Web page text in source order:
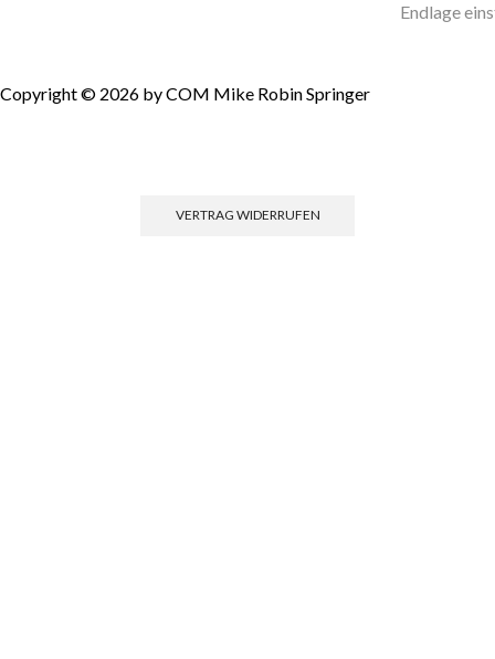
Endlage
Copyright © 2026 by COM Mike Robin Springer
VERTRAG WIDERRUFEN